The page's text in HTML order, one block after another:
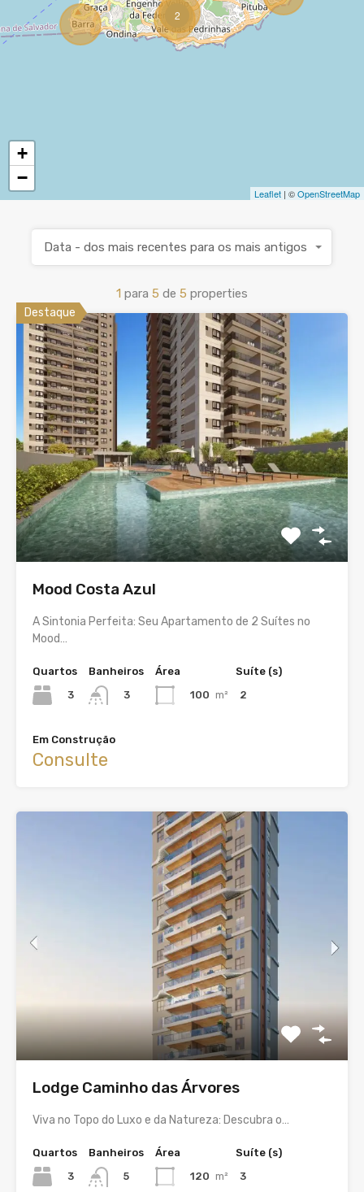
2
+
−
Leaflet | ©OpenStreetMap
1 para 5 de 5 properties
Data - dos mais recentes para os mais antigos
Destaque
Mood Costa Azul
A Sintonia Perfeita: Seu Apartamento de 2 Suítes no
Mood…
Quartos
3
Banheiros
3
Área
100 m²
Suíte (s)
2
Em Construção
Consulte
Lodge Caminho das Árvores
Viva no Topo do Luxo e da Natureza: Descubra o…
Quartos
3
Banheiros
5
Área
120 m²
Suíte (s)
3